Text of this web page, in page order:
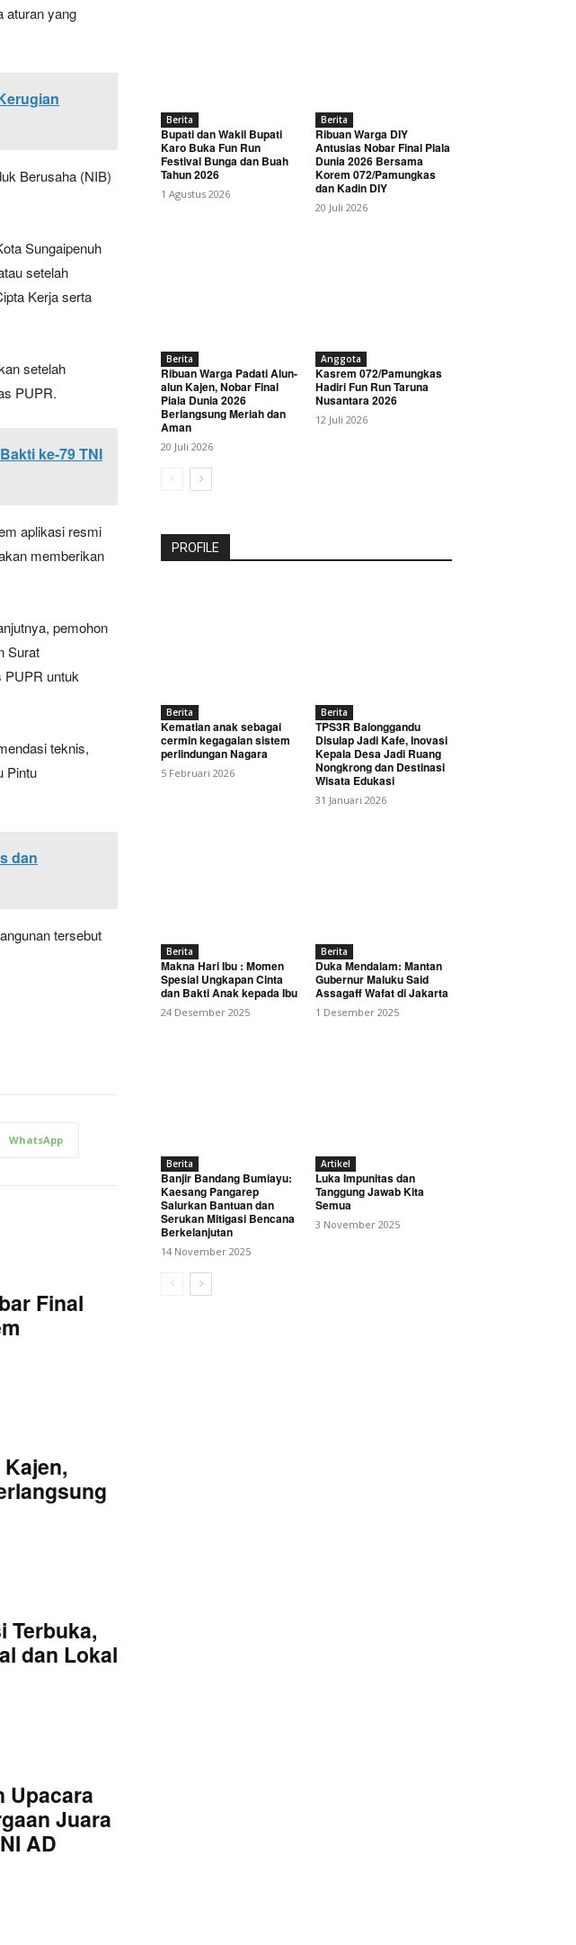
Hari Bakti ke-79 TNI Angkatan Udara Tahun
aturan yang
Berusaha (NIB)
Sungaipenuh
setelah
Kerja serta
setelah
PUPR.
ke-79 TNI
aplikasi resmi
memberikan
pemohon
Surat
PUPR untuk
teknis,
Pintu
dan
tersebut
WhatsApp
Final
Terbuka,
dan Lokal
Upacara
Juara
AD
Berita
Bupati dan Wakil Bupati
Karo Buka Fun Run
Festival Bunga dan Buah
Tahun 2026
1 Agustus 2026
Berita
Ribuan Warga DIY
Antusias Nobar Final Piala
Dunia 2026 Bersama
Korem 072/Pamungkas
dan Kadin DIY
20 Juli 2026
Berita
Ribuan Warga Padati Alun-
alun Kajen, Nobar Final
Piala Dunia 2026
Berlangsung Meriah dan
Aman
20 Juli 2026
Anggota
Kasrem 072/Pamungkas
Hadiri Fun Run Taruna
Nusantara 2026
12 Juli 2026
PROFILE
Berita
Kematian anak sebagai
cermin kegagalan sistem
perlindungan Nagara
5 Februari 2026
Berita
TPS3R Balonggandu
Disulap Jadi Kafe, Inovasi
Kepala Desa Jadi Ruang
Nongkrong dan Destinasi
Wisata Edukasi
31 Januari 2026
Berita
Makna Hari Ibu : Momen
Spesial Ungkapan Cinta
dan Bakti Anak kepada Ibu
24 Desember 2025
Berita
Duka Mendalam: Mantan
Gubernur Maluku Said
Assagaff Wafat di Jakarta
1 Desember 2025
Berita
Banjir Bandang Bumiayu:
Kaesang Pangarep
Salurkan Bantuan dan
Serukan Mitigasi Bencana
Berkelanjutan
14 November 2025
Artikel
Luka Impunitas dan
Tanggung Jawab Kita
Semua
3 November 2025